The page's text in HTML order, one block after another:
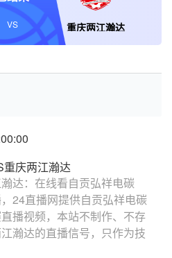
重庆两江瀚达
VS
重庆两江瀚达
达：在线看自贡弘祥电碳
24直播网提供自贡弘祥电碳
播视频，本站不制作、不存
瀚达的直播信号，只作为技